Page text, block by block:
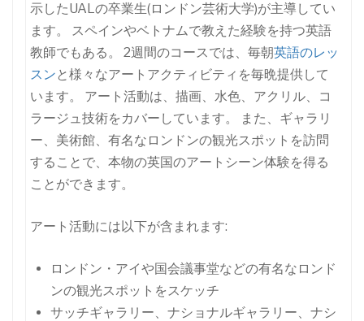
示したUALの卒業生(ロンドン芸術大学)が主導してい
ます。 スペインやベトナムで教えた経験を持つ英語
教師でもある。 2週間のコースでは、毎朝英語のレッ
スン と様々なアートアクティビティを毎晩提供して
います。 アート活動は、描画、水色、アクリル、コ
ラージュ技術をカバーしています。 また、ギャラリ
ー、美術館、有名なロンドンの観光スポットを訪問
することで、本物の英国のアートシーン体験を得る
ことができます。
アート活動には以下が含まれます:
ロンドン・アイや国会議事堂などの有名なロンド
ンの観光スポットをスケッチ
サッチギャラリー、ナショナルギャラリー、ナシ